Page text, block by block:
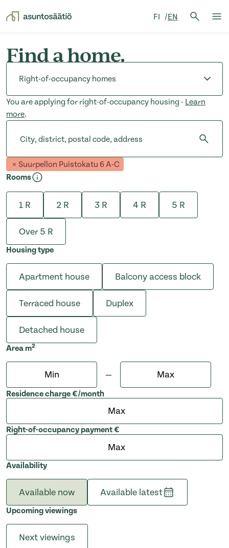
FI EN
Search
Find a home.
Apartment type
You are applying for right-of-occupancy housing - Learn
more.
City, district, postal code, address
Suurpellon Puistokatu 6 A-C
Rooms
1 R 2 R 3 R 4 R 5 R
Over 5 R
Housing type
Apartment house Balcony access block
Terraced house Duplex
Detached house
Aream2
—
Residence charge €/month
Right-of-occupancy payment €
Availability
Available now Available latest
Upcoming viewings
Next viewings